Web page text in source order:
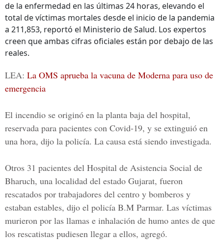
de la enfermedad en las últimas 24 horas, elevando el
total de víctimas mortales desde el inicio de la pandemia
a 211,853, reportó el Ministerio de Salud. Los expertos
creen que ambas cifras oficiales están por debajo de las
reales.
LEA: La OMS aprueba la vacuna de Moderna para uso de
emergencia
El incendio se originó en la planta baja del hospital,
reservada para pacientes con Covid-19, y se extinguió en
una hora, dijo la policía. La causa está siendo investigada.
Otros 31 pacientes del Hospital de Asistencia Social de
Bharuch, una localidad del estado Gujarat, fueron
rescatados por trabajadores del centro y bomberos y
estaban estables, dijo el policía B.M Parmar. Las víctimas
murieron por las llamas e inhalación de humo antes de que
los rescatistas pudiesen llegar a ellos, agregó.